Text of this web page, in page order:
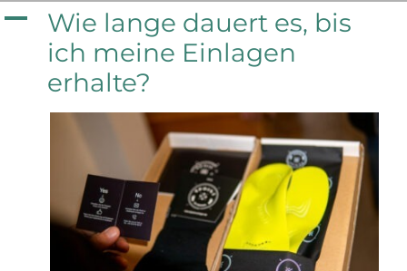
Zum
springen
A
Wie lange dauert es, bis
ich meine Einlagen
erhalte?